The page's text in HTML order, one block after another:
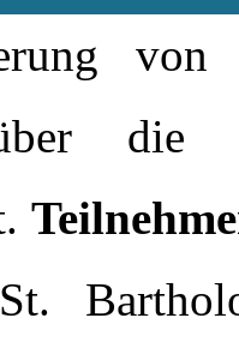
von
die